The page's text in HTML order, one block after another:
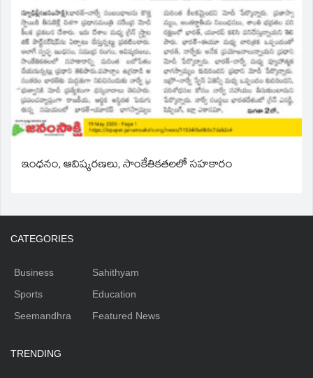
ఇంధనం, ఆవిష్కరణలు, సాంకేతికతలలో సహకారం
CATEGORIES
Business
Sports
Seemandhra
Sahithyam
Education
Featured News
TRENDING